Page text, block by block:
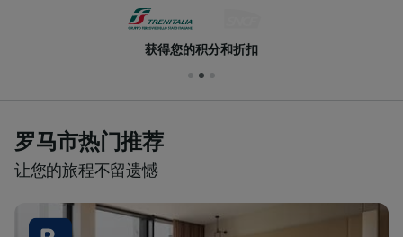
获得您的积分和折扣
罗马市热门推荐
让您的旅程不留遗憾